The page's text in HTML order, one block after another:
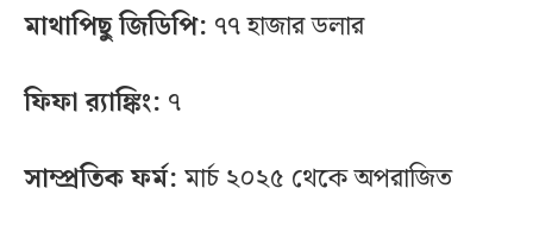
মাথাপিছু জিডিপি: ৭৭ হাজার ডলার
ফিফা র‍্যাঙ্কিং: ৭
সাম্প্রতিক ফর্ম: মার্চ ২০২৫ থেকে অপরাজিত